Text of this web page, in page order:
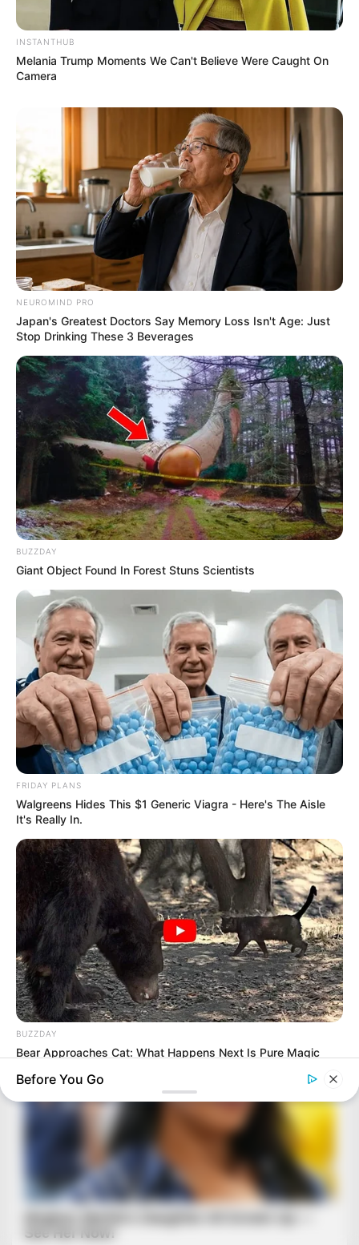
INSTANTHUB
Melania Trump Moments We Can't Believe Were Caught On
Camera
NEUROMIND PRO
Japan's Greatest Doctors Say Memory Loss Isn't Age: Just
Stop Drinking These 3 Beverages
BUZZDAY
Giant Object Found In Forest Stuns Scientists
FRIDAY PLANS
Walgreens Hides This $1 Generic Viagra - Here's The Aisle
It's Really In.
BUZZDAY
Bear Approaches Cat: What Happens Next Is Pure Magic
Before You Go